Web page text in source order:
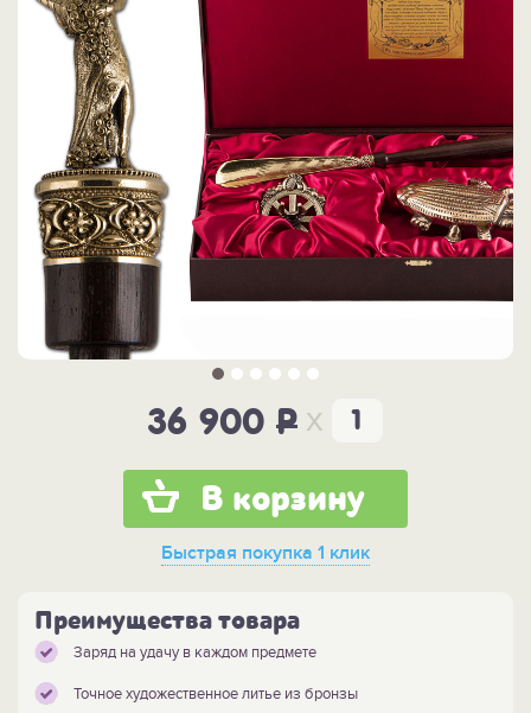
36 900 P x
В корзину
Быстрая покупка 1 клик
Преимущества товара
Заряд на удачу в каждом предмете
Точное художественное литье из бронзы